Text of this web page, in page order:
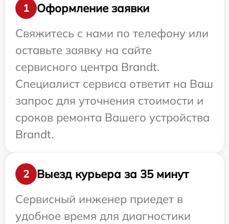
1
Оформление заявки
Свяжитесь с нами по телефону или
оставьте заявку на сайте
сервисного центра Brandt.
Специалист сервиса ответит на Ваш
запрос для уточнения стоимости и
сроков ремонта Вашего устройства
Brandt.
2
Выезд курьера за 35 минут
Сервисный инженер приедет в
удобное время для диагностики